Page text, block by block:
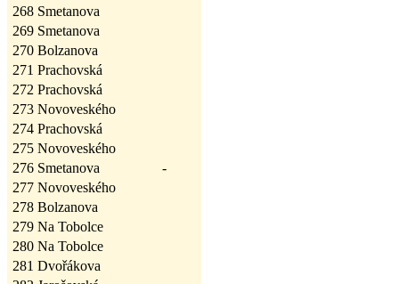
268 Smetanova
269 Smetanova
270 Bolzanova
271 Prachovská
272 Prachovská
273 Novoveského
274 Prachovská
275 Novoveského
276 Smetanova
-
277 Novoveského
278 Bolzanova
279 Na Tobolce
280 Na Tobolce
281 Dvořákova